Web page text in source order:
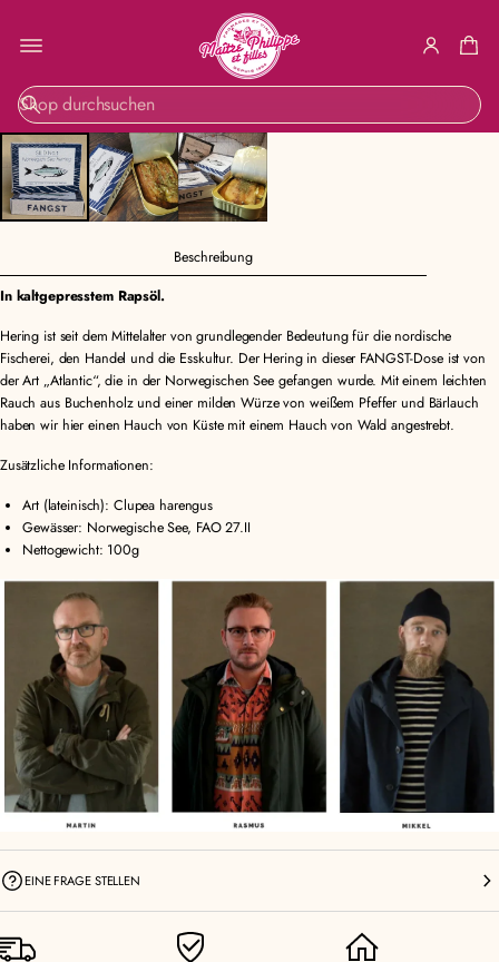
S
u
c
h
e
ZUR
PRODUKTINF
ORMATION
SPRINGEN
Beschreibung
In kaltgepresstem Rapsöl.
Hering ist seit dem Mittelalter von grundlegender Bedeutung für die nordische
Fischerei, den Handel und die Esskultur. Der Hering in dieser FANGST-Dose ist von
der Art „Atlantic“, die in der Norwegischen See gefangen wurde. Mit einem leichten
Rauch aus Buchenholz und einer milden Würze von weißem Pfeffer und Bärlauch
haben wir hier einen Hauch von Küste mit einem Hauch von Wald angestrebt.
Zusätzliche Informationen:
Art (lateinisch): Clupea harengus
Gewässer: Norwegische See, FAO 27.II
Nettogewicht: 100g
EINE FRAGE STELLEN